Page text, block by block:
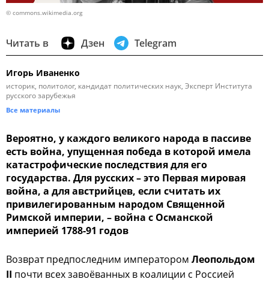
© commons.wikimedia.org
Читать в Дзен Telegram
Игорь Иваненко
историк, политолог, кандидат политических наук, Эксперт Института
русского зарубежья
Все материалы
Вероятно, у каждого великого народа в пассиве
есть война, упущенная победа в которой имела
катастрофические последствия для его
государства. Для русских – это Первая мировая
война, а для австрийцев, если считать их
привилегированным народом Священной
Римской империи, – война с Османской
империей 1788-91 годов
Возврат предпоследним императором Леопольдом
II почти всех завоёванных в коалиции с Россией